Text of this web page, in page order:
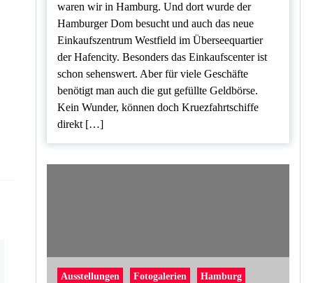
waren wir in Hamburg. Und dort wurde der
Hamburger Dom besucht und auch das neue
Einkaufszentrum Westfield im Überseequartier
der Hafencity. Besonders das Einkaufscenter ist
schon sehenswert. Aber für viele Geschäfte
benötigt man auch die gut gefüllte Geldbörse.
Kein Wunder, können doch Kruezfahrtschiffe
direkt […]
Ausstellungen Fotogalerien Hamburg